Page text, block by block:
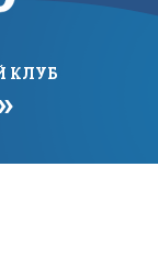
КЛУБ